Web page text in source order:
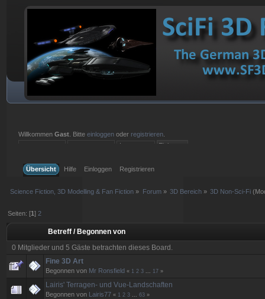
WillkommenGast . Bitteeinloggen oder registrieren
Übersicht
Hilfe Einloggen Registrieren
Science Fiction, 3D Modelling & Fan Fiction » Forum» 3D Bereich » 3D Non-Sci-Fi
Seiten: [1] 2
Betreff / Begonnen von
0 Mitglieder und 5 Gäste betrachten dieses Board.
Fine 3D Art
Begonnen von Mr Ronsfield « 1 2 3 ... 17 »
Lairis' Terragen- und Vue-Landschaften
Begonnen von Lairis77 « 1 2 3 ...63 »